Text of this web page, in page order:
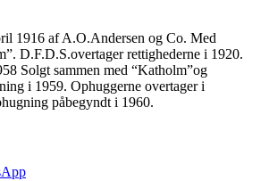
1916 af A.O.Andersen og Co. Med
D.F.D.S.overtager rettighederne i 1920.
Solgt sammen med “Katholm”og
i 1959. Ophuggerne overtager i
påbegyndt i 1960.